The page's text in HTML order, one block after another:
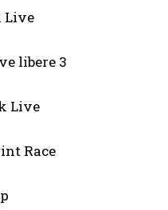
Live
libere 3
Live
Race